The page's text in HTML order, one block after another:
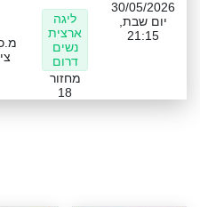
30/05/2026
יום שבת,
21:15
ליגה
ארצית
נשים
דרום
מחזור
18